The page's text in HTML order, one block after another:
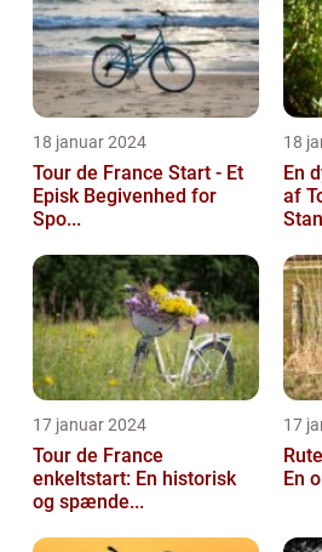
18 januar 2024
Tour de France Start - Et
Episk Begivenhed for
Spo...
18
En
af
17 januar 2024
Tour de France
enkeltstart: En historisk
og spænde...
17
En